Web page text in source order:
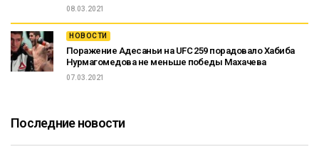
08.03.2021
НОВОСТИ
Поражение Адесаньи на UFC 259 порадовало Хабиба
Нурмагомедова не меньше победы Махачева
07.03.2021
Последние новости